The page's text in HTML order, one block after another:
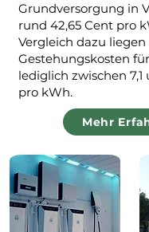
Grundversorgung in
rund 42,65 Cent pro
Vergleich dazu liegen
Gestehungskosten
lediglich zwischen 7,1
pro kWh.
Mehr